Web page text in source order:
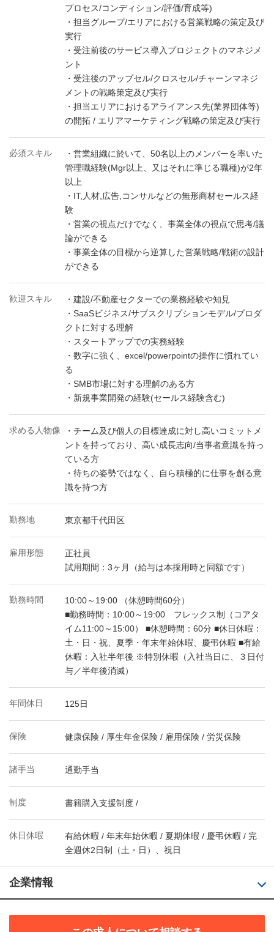
プロセス/コンディション/評価/育成等)
・担当グループ/エリアにおける営業戦略の策定及び
実行
・受注前後のサービス導入プロジェクトのマネジメ
ント
・受注後のアップセル/クロスセル/チャーンマネジ
メントの戦略策定及び実行
・担当エリアにおけるアライアンス先(業界団体等)
の開拓 / エリアマーケティング戦略の策定及び実行
必須スキル
・営業組織に於いて、50名以上のメンバーを率いた
管理職経験(Mgr以上、又はそれに準じる職種)が2年
以上
・IT,人材,広告,コンサルなどの無形商材セールス経
験
・営業の視点だけでなく、事業全体の視点で思考/議
論ができる
・事業全体の目標から逆算した営業戦略/戦術の設計
ができる
歓迎スキル
・建設/不動産セクターでの業務経験や知見
・SaaSビジネス/サブスクリプションモデル/プロダ
クトに対する理解
・スタートアップでの実務経験
・数字に強く、excel/powerpointの操作に慣れてい
る
・SMB市場に対する理解のある方
・新規事業開発の経験(セールス経験含む)
求める人物像
・チーム及び個人の目標達成に対し高いコミットメ
ントを持っており、高い成長志向/当事者意識を持っ
ている方
・待ちの姿勢ではなく、自ら積極的に仕事を創る意
識を持つ方
勤務地 東京都千代田区
雇用形態
正社員
試用期間：3ヶ月（給与は本採用時と同額です）
勤務時間
10:00～19:00 （休憩時間60分）
■勤務時間：10:00～19:00 フレックス制（コアタ
イム11:00～15:00） ■休憩時間：60分 ■休日休暇：
土・日・祝、夏季・年末年始休暇、慶弔休暇 ■有給
休暇：入社半年後 ※特別休暇（入社当日に、３日付
与／半年後消滅）
年間休日 125日
保険 健康保険 / 厚生年金保険 / 雇用保険 / 労災保険
諸手当 通勤手当
制度 書籍購入支援制度 /
休日休暇
有給休暇 / 年末年始休暇 / 夏期休暇 / 慶弔休暇 / 完
全週休2日制（土・日）、祝日
企業情報